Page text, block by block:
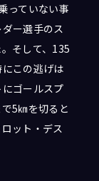
っていない事
ー選手のス
そして、135
この逃げは
ゴールスプ
5㎞を切ると
ロット・デス